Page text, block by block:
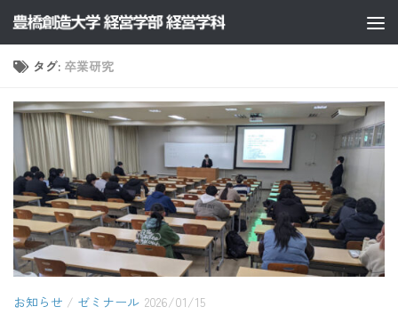
コンテンツへスキップ
タグ: 卒業研究
お知らせ / ゼミナール 2026/01/15